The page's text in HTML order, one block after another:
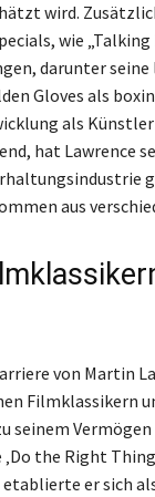
wird.
wie
darunter seine
Gloves als
als
hat Lawrence
aus
von Martin
Filmklassikern
seinem
the Right
etablierte er sich